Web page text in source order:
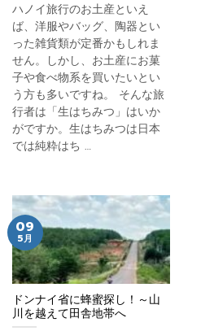
ハノイ旅行のお土産といえ
ば、洋服やバッグ、陶器とい
った雑貨類が定番かもしれま
せん。しかし、お土産にお菓
子や食べ物系を買いたいとい
う方も多いですね。 そんな旅
行者は「生はちみつ」はいか
がですか。生はちみつは日本
では純粋はち …
ドンナイ省に蜂蜜探し！～山
川を越えて田舎地帯へ
09
5月